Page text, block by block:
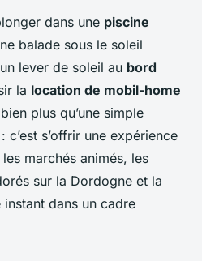
dans une piscine
balade sous le soleil
lever de soleil au bord
la location de mobil-home
plus qu’une simple
c’est s’offrir une expérience
marchés animés, les
sur la Dordogne et la
dans un cadre